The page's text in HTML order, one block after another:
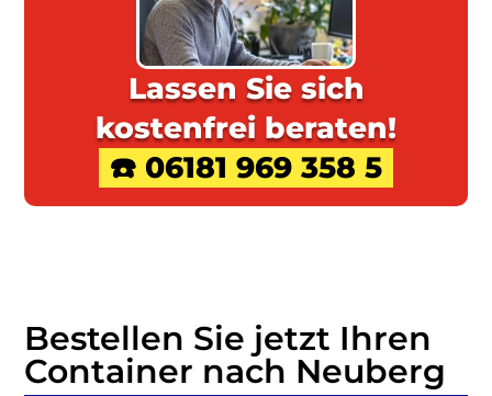
Lassen Sie sich
kostenfrei beraten!
☎️ 06181 969 358 5
Bestellen Sie jetzt Ihren
Container nach Neuberg